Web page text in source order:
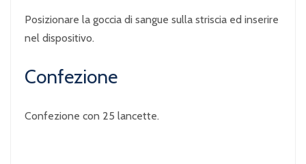
Posizionare la goccia di sangue sulla striscia ed inserire
nel dispositivo.
Confezione
Confezione con 25 lancette.